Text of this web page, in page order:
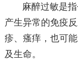
麻醉过敏是
产生异常的免疫
疹、瘙痒，也可
及生命。